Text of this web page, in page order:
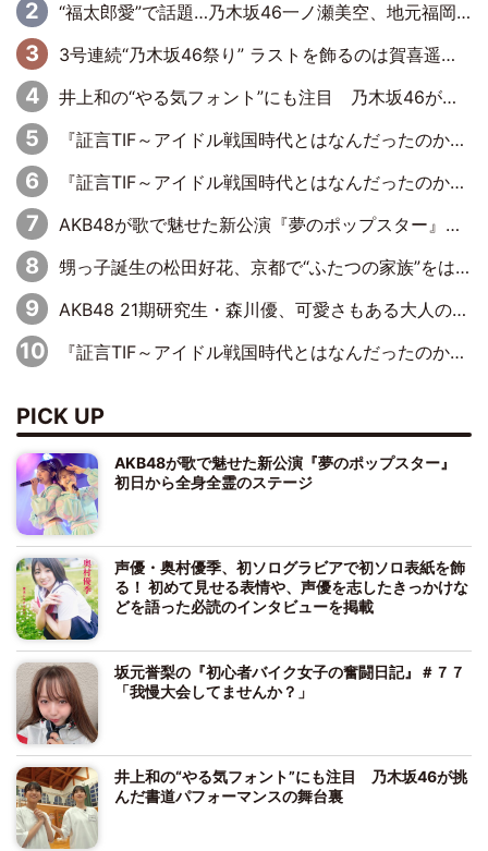
“福太郎愛”で話題…乃木坂46一ノ瀬美空、地元福岡『めんべい25周年トップサポーター』に就任
3号連続“乃木坂46祭り” ラストを飾るのは賀喜遥香…5年ぶりの登場に「5年分大人になった私を見ていただけたら」
井上和の“やる気フォント”にも注目 乃木坂46が挑んだ書道パフォーマンスの舞台裏
『証言TIF～アイドル戦国時代とはなんだったのか～』第6回：でんぱ組.inc・古川未鈴×相沢梨紗「『ハロプロやりたかったな』って言ったら、夢眠ねむさんに『てめえはでんぱ組．incなんだよ！』って肩パンされて(笑)」
『証言TIF～アイドル戦国時代とはなんだったのか～』第11回：私立恵比寿中学・真山りか×安本彩花「TIFで10年ぶりのキョンシーメイクをしたら、場を完全に引かせてしまって。時代が変わったんだなって」
AKB48が歌で魅せた新公演『夢のポップスター』 初日から全身全霊のステージ
甥っ子誕生の松田好花、京都で“ふたつの家族”をはしご！ “母”黒谷友香に見送られ、“父”松岡昌宏とはハシゴ酒
AKB48 21期研究生・森川優、可愛さもある大人の女性に
『証言TIF～アイドル戦国時代とはなんだったのか～』第10回：さくら学院・武藤彩未×飯田らうら「正直、中3で辞めるというのを信じてなくて。そう言われてはいたけど、嘘でしょって」
PICK UP
AKB48が歌で魅せた新公演『夢のポップスター』
初日から全身全霊のステージ
声優・奥村優季、初ソログラビアで初ソロ表紙を飾
る！ 初めて見せる表情や、声優を志したきっかけな
どを語った必読のインタビューを掲載
坂元誉梨の『初心者バイク女子の奮闘日記』＃７７
「我慢大会してませんか？」
井上和の“やる気フォント”にも注目 乃木坂46が挑
んだ書道パフォーマンスの舞台裏